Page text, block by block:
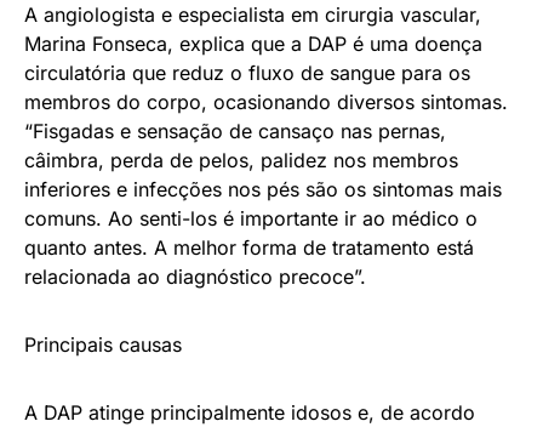
A angiologista e especialista em cirurgia vascular,
Marina Fonseca, explica que a DAP é uma doença
circulatória que reduz o fluxo de sangue para os
membros do corpo, ocasionando diversos sintomas.
“Fisgadas e sensação de cansaço nas pernas,
câimbra, perda de pelos, palidez nos membros
inferiores e infecções nos pés são os sintomas mais
comuns. Ao senti-los é importante ir ao médico o
quanto antes. A melhor forma de tratamento está
relacionada ao diagnóstico precoce”.
Principais causas
A DAP atinge principalmente idosos e, de acordo